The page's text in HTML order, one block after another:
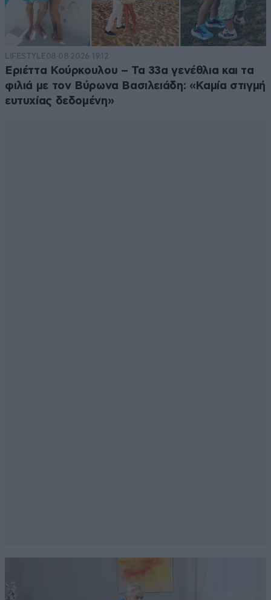
LIFESTYLE08·08·2026 19:12
Εριέττα Κούρκουλου – Τα 33α γενέθλια και τα
φιλιά με τον Βύρωνα Βασιλειάδη: «Καμία στιγμή
ευτυχίας δεδομένη»